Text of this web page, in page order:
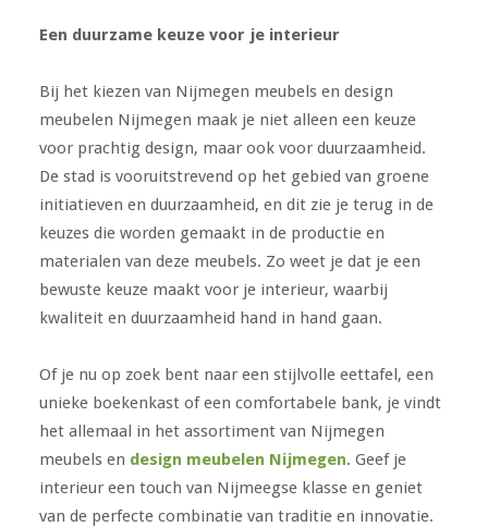
Een duurzame keuze voor je interieur
Bij het kiezen van Nijmegen meubels en design
meubelen Nijmegen maak je niet alleen een keuze
voor prachtig design, maar ook voor duurzaamheid.
De stad is vooruitstrevend op het gebied van groene
initiatieven en duurzaamheid, en dit zie je terug in de
keuzes die worden gemaakt in de productie en
materialen van deze meubels. Zo weet je dat je een
bewuste keuze maakt voor je interieur, waarbij
kwaliteit en duurzaamheid hand in hand gaan.
Of je nu op zoek bent naar een stijlvolle eettafel, een
unieke boekenkast of een comfortabele bank, je vindt
het allemaal in het assortiment van Nijmegen
meubels en design meubelen Nijmegen. Geef je
interieur een touch van Nijmeegse klasse en geniet
van de perfecte combinatie van traditie en innovatie.